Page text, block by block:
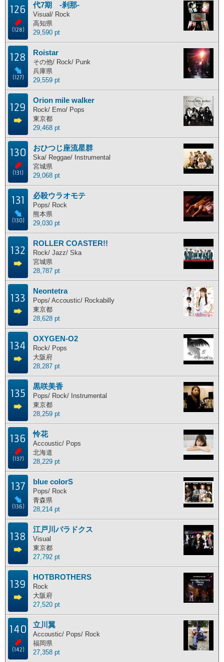
126
(128)
代7期 -刹那-
Visual/ Rock
高知県
29,590 pt
128
(127)
Roistar
その他/ Rock/ Punk
兵庫県
29,559 pt
129
Orion mile walker
Rock/ Emo/ Pops
東京都
29,468 pt
130
(131)
おひつじ座流星群
Ska/ Reggae/ Instrumental
宮城県
29,068 pt
131
(130)
必殺ウラオモテ
Pops/ Rock
熊本県
29,030 pt
132
ROLLER COASTER!!
Rock/ Jazz/ Ska
宮城県
28,787 pt
133
Neontetra
Pops/ Accoustic/ Rockabilly
東京都
28,628 pt
134
OXYGEN-O2
Rock/ Pops
大阪府
28,287 pt
135
黒咲美香
Pops/ Rock/ Instrumental
東京都
28,259 pt
136
(137)
怜花
Accoustic/ Pops
北海道
28,229 pt
137
(136)
blue colorS
Pops/ Rock
青森県
28,214 pt
138
江戸川パラドクス
Visual
東京都
27,792 pt
139
HOTBROTHERS
Rock
大阪府
27,520 pt
140
(142)
立川翼
Accoustic/ Pops/ Rock
福岡県
27,358 pt